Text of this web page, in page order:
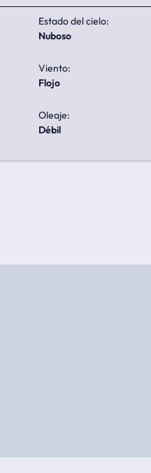
Estado del cielo:
nuboso
Viento:
flojo
Oleaje:
débil